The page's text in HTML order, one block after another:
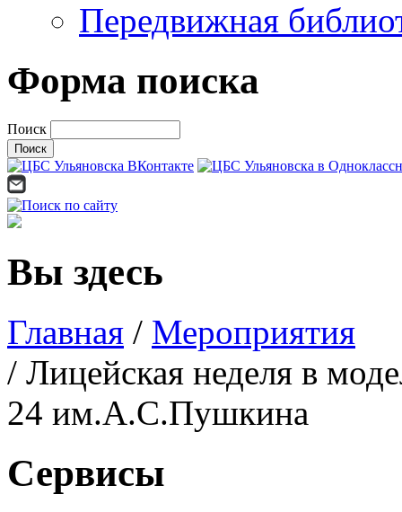
Передвижная
Форма поиска
Поиск
Вы здесь
Главная / Мероприятия
/ Лицейская неделя в
24 им.А.С.Пушкина
Сервисы